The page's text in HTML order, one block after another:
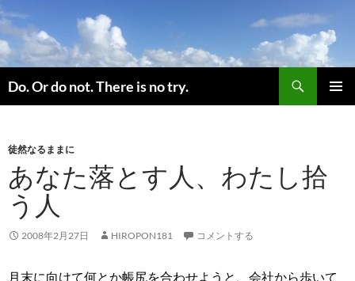
コ
ン
テ
ン
ツ
へ
キ
プ
Do. Or do not. There is no try.
索
徒然なるままに
あなた落とす人、わたし拾
う人
2008年2月27日 HIROPON181 コメントする
月末に向けて何とか帳尻を合わせようと、会社から歩いて